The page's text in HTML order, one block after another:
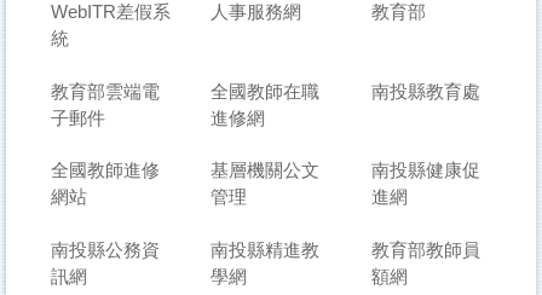
WebITR差假系
統
人事服務網 教育部
教育部雲端電
子郵件
全國教師在職
進修網
南投縣教育處
全國教師進修
網站
基層機關公文
管理
南投縣健康促
進網
南投縣公務資
訊網
南投縣精進教
學網
教育部教師員
額網